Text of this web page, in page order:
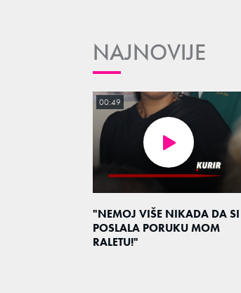
NAJNOVIJE
"NEMOJ VIŠE NIKADA DA SI
POSLALA PORUKU MOM
RALETU!"
00:49